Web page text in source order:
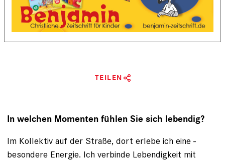
TEILEN
In welchen Momenten fühlen Sie sich lebendig?
Im Kollektiv auf der Straße, dort erlebe ich eine ­
besondere Energie. Ich verbinde Lebendigkeit mit